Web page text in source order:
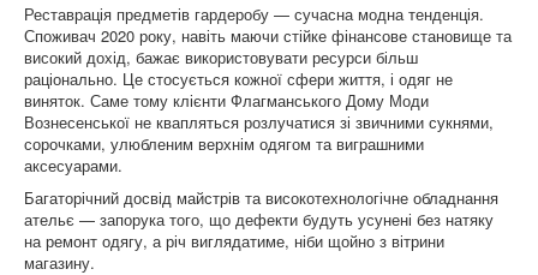
Реставрація предметів гардеробу — сучасна модна тенденція.
Споживач 2020 року, навіть маючи стійке фінансове становище та
високий дохід, бажає використовувати ресурси більш
раціонально. Це стосується кожної сфери життя, і одяг не
виняток. Саме тому клієнти Флагманського Дому Моди
Вознесенської не квапляться розлучатися зі звичними сукнями,
сорочками, улюбленим верхнім одягом та виграшними
аксесуарами.
Багаторічний досвід майстрів та високотехнологічне обладнання
ательє — запорука того, що дефекти будуть усунені без натяку
на ремонт одягу, а річ виглядатиме, ніби щойно з вітрини
магазину.